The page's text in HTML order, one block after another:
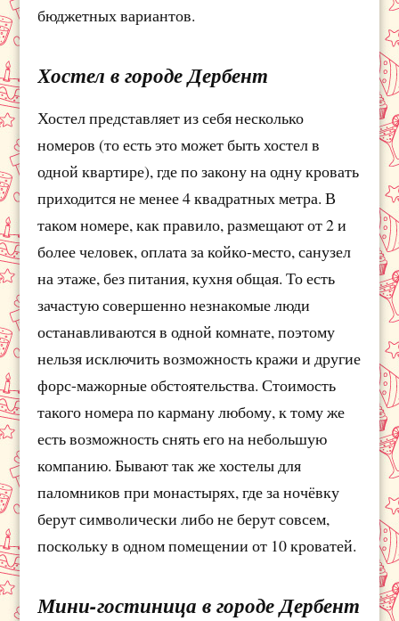
бюджетных вариантов.
Хостел в городе Дербент
Хостел представляет из себя несколько
номеров (то есть это может быть хостел в
одной квартире), где по закону на одну кровать
приходится не менее 4 квадратных метра. В
таком номере, как правило, размещают от 2 и
более человек, оплата за койко-место, санузел
на этаже, без питания, кухня общая. То есть
зачастую совершенно незнакомые люди
останавливаются в одной комнате, поэтому
нельзя исключить возможность кражи и другие
форс-мажорные обстоятельства. Стоимость
такого номера по карману любому, к тому же
есть возможность снять его на небольшую
компанию. Бывают так же хостелы для
паломников при монастырях, где за ночёвку
берут символически либо не берут совсем,
поскольку в одном помещении от 10 кроватей.
Мини-гостиница в городе Дербент